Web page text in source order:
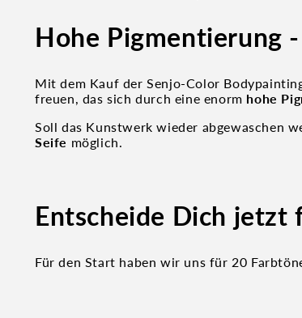
Hohe Pigmentierung
Mit dem Kauf der Senjo-Color
freuen, das sich durch eine enorm hohe
Soll das Kunstwerk wieder abgewaschen
Seife möglich.
Entscheide Dich jetzt
Für den Start haben wir uns für 20